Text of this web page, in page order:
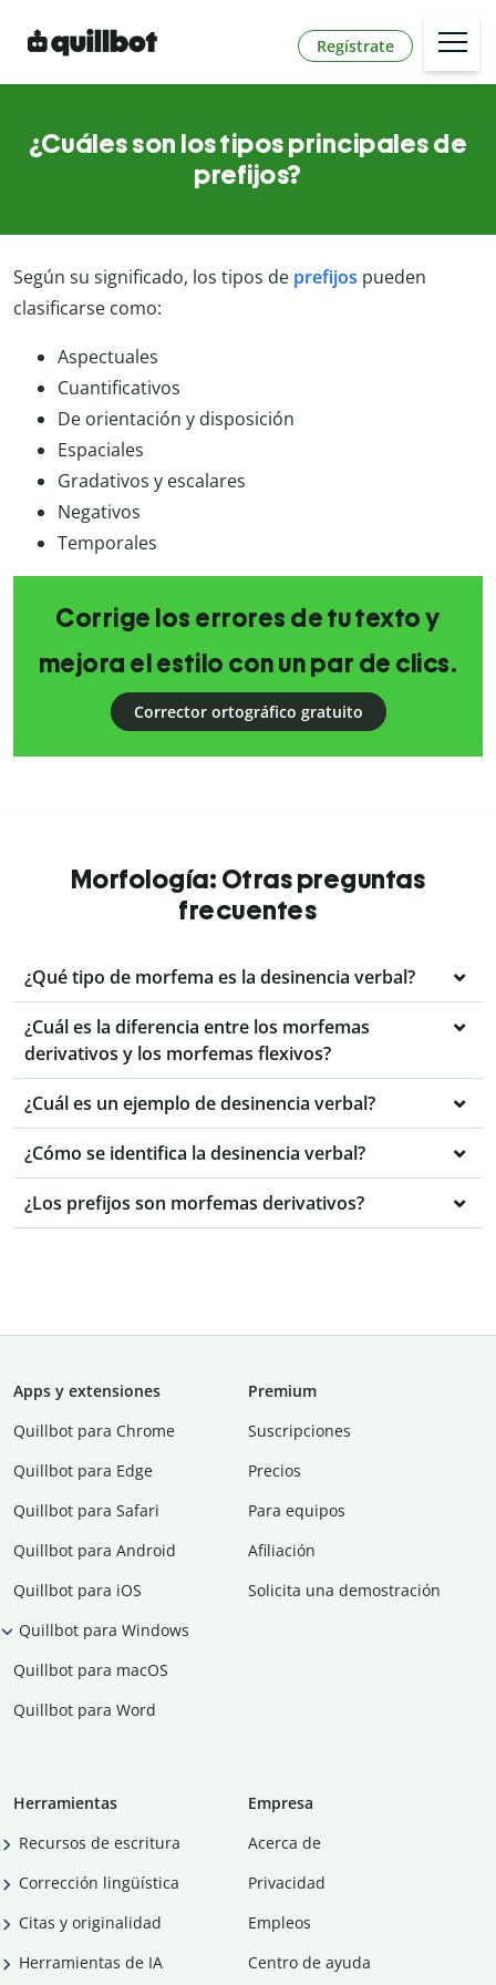
Regístrate
¿Cuáles son los tipos principales de
prefijos?
Según su significado, los tipos de prefijos pueden
clasificarse como:
Aspectuales
Cuantificativos
De orientación y disposición
Espaciales
Gradativos y escalares
Negativos
Temporales
Corrige los errores de tu texto y
mejora el estilo con un par de clics.
Corrector ortográfico gratuito
Morfología: Otras preguntas
frecuentes
¿Qué tipo de morfema es la desinencia verbal?
¿Cuál es la diferencia entre los morfemas
derivativos y los morfemas flexivos?
¿Cuál es un ejemplo de desinencia verbal?
¿Cómo se identifica la desinencia verbal?
¿Los prefijos son morfemas derivativos?
Apps y extensiones
Quillbot para Chrome
Quillbot para Edge
Quillbot para Safari
Quillbot para Android
Quillbot para iOS
Quillbot para Windows
Quillbot para macOS
Quillbot para Word
Premium
Suscripciones
Precios
Para equipos
Afiliación
Solicita una demostración
Herramientas
Recursos de escritura
Corrección lingüística
Citas y originalidad
Herramientas de IA
Empresa
Acerca de
Privacidad
Empleos
Centro de ayuda